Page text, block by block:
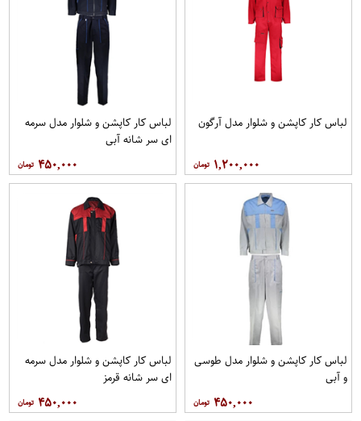
لباس کار کاپشن و شلوار مدل آرگون
۱,۲۰۰,۰۰۰
لباس کار کاپشن و شلوار مدل سرمه
ای سر شانه آبی
۴۵۰,۰۰۰
لباس کار کاپشن و شلوار مدل طوسی
و آبی
۴۵۰,۰۰۰
لباس کار کاپشن و شلوار مدل سرمه
ای سر شانه قرمز
۴۵۰,۰۰۰